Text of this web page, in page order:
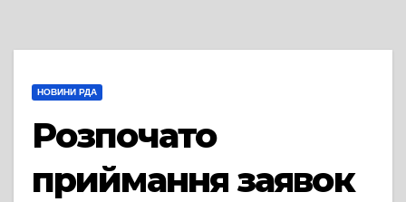
НОВИНИ РДА
Розпочато
приймання заявок